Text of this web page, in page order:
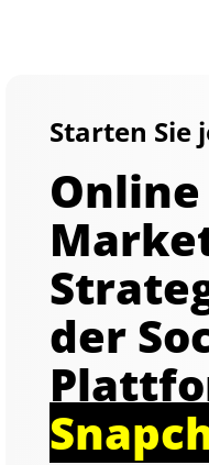
Starten Sie
Online
der